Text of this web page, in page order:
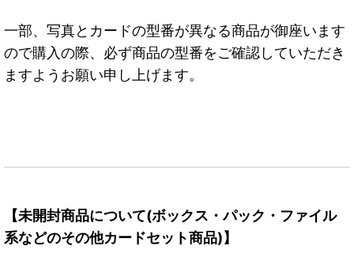
一部、写真とカードの型番が異なる商品が御座います
ので購入の際、必ず商品の型番をご確認していただき
ますようお願い申し上げます。
【未開封商品について(ボックス・パック・ファイル
系などのその他カードセット商品)】